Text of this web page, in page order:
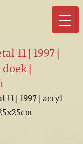
11 | 1997 |
|
11 | 1997 | acryl